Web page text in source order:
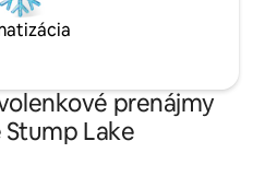
prenájmy
Lake